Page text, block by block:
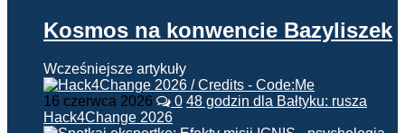
Kosmos na konwencie Bazyliszek
Wcześniejsze artykuły
16 czerwca 2026 0 48 godzin dla Bałtyku: rusza
Hack4Change 2026